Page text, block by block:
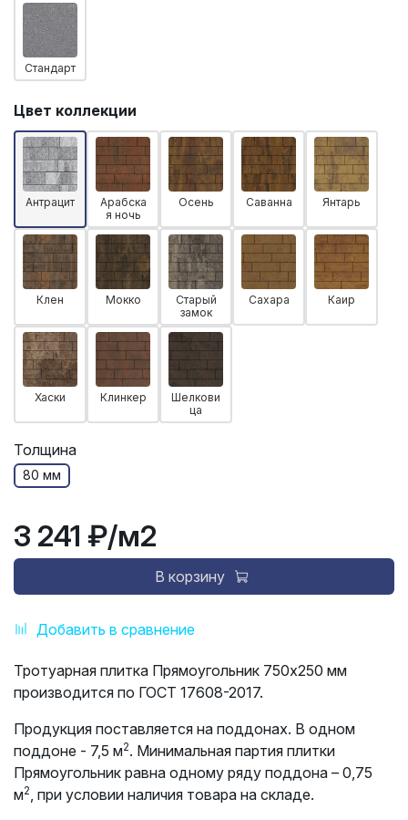
Добавить в сравнение
Стандарт
Цвет коллекции
Антрацит
Арабска
я ночь
Осень Саванна Янтарь
Клен Мокко
Старый
замок
Сахара Каир
Хаски Клинкер
Шелкови
ца
Толщина
80 мм
3 241 ₽/м2
В корзину
Тротуарная плитка Прямоугольник 750х250 мм
производится по ГОСТ 17608-2017.
Продукция поставляется на поддонах. В одном
поддоне - 7,5 м2. Минимальная партия плитки
Прямоугольник равна одному ряду поддона – 0,75
м2 , при условии наличия товара на складе.